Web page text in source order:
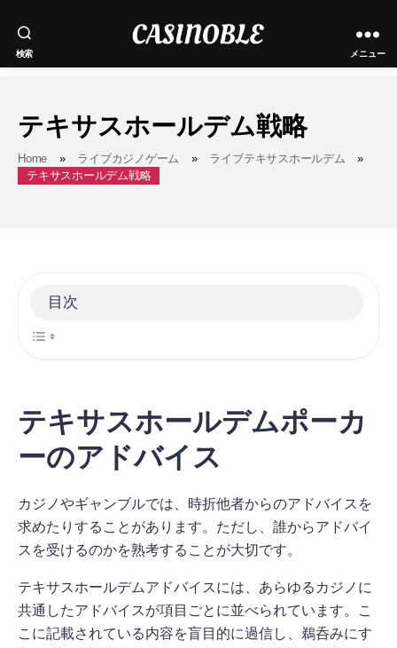
検索
2025
メニュー
テキサスホールデム戦略
Home » ライブカジノゲーム » ライブテキサスホールデム
»
テキサスホールデム戦略
目次
テキサスホールデムポーカ
ーのアドバイス
カジノやギャンブルでは、時折他者からのアドバイスを
求めたりすることがあります。ただし、誰からアドバイ
スを受けるのかを熟考することが大切です。
テキサスホールデムアドバイスには、あらゆるカジノに
共通したアドバイスが項目ごとに並べられています。こ
こに記載されている内容を盲目的に過信し、鵜呑みにす